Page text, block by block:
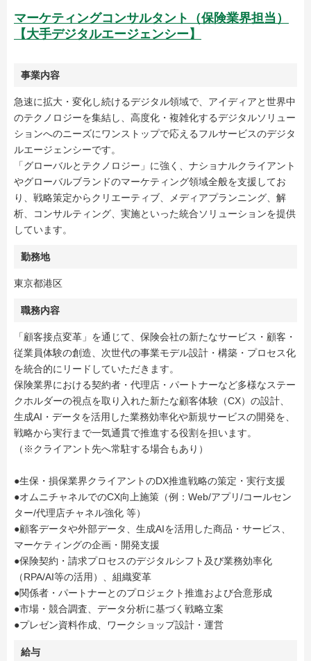
マーケティングコンサルタント（保険業界担当）
【大手デジタルエージェンシー】
事業内容
急速に拡大・変化し続けるデジタル領域で、アイディアと世界中
のテクノロジーを集結し、高度化・複雑化するデジタルソリュー
ションへのニーズにワンストップで応えるフルサービスのデジタ
ルエージェンシーです。
「グローバルとテクノロジー」に強く、ナショナルクライアント
やグローバルブランドのマーケティング領域全般を支援してお
り、戦略策定からクリエーティブ、メディアプランニング、解
析、コンサルティング、実施といった統合ソリューションを提供
しています。
勤務地
東京都港区
職務内容
「顧客接点変革」を通じて、保険会社の新たなサービス・顧客・
従業員体験の創造、次世代の事業モデル設計・構築・プロセス化
を統合的にリードしていただきます。
保険業界における契約者・代理店・パートナーなど多様なステー
クホルダーの視点を取り入れた新たな顧客体験（CX）の設計、
生成AI・データを活用した業務効率化や新規サービスの開発を、
戦略から実行まで一気通貫で推進する役割を担います。
（※クライアント先へ常駐する場合もあり）
●生保・損保業界クライアントのDX推進戦略の策定・実行支援
●オムニチャネルでのCX向上施策（例：Web/アプリ/コールセン
ター/代理店チャネル強化 等）
●顧客データや外部データ、生成AIを活用した商品・サービス、
マーケティングの企画・開発支援
●保険契約・請求プロセスのデジタルシフト及び業務効率化
（RPA/AI等の活用）、組織変革
●関係者・パートナーとのプロジェクト推進および合意形成
●市場・競合調査、データ分析に基づく戦略立案
●プレゼン資料作成、ワークショップ設計・運営
給与